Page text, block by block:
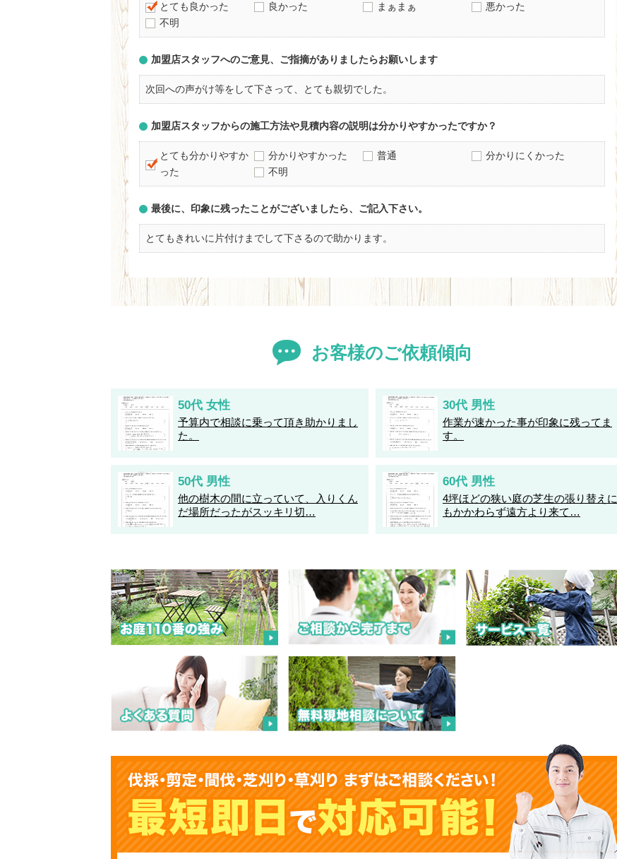
とても良かった 良かった まぁまぁ
悪かった
不明
加盟店スタッフへのご意見、ご指摘がありましたらお願いします
次回への声がけ等をして下さって、とても親切でした。
加盟店スタッフからの施工方法や見積内容の説明は分かりやすかったですか？
とても分かりやすか
った
分かりやすかった 普通
分かりにくかった
不明
最後に、印象に残ったことがございましたら、ご記入下さい。
とてもきれいに片付けまでして下さるので助かります。
お客様のご依頼傾向
50代 女性
予算内で相談に乗って頂き助かりまし
た。
30代 男性
作業が速かった事が印象に残ってま
す。
50代 男性
他の樹木の間に立っていて、入りくん
だ場所だったがスッキリ切…
60代 男性
4坪ほどの狭い庭の芝生の張り替えに
もかかわらず遠方より来て…